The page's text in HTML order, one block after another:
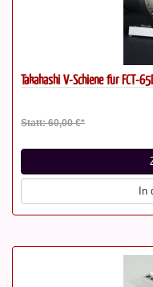
Takahashi V-Schiene für FCT-
Statt: 60,00 €*
In